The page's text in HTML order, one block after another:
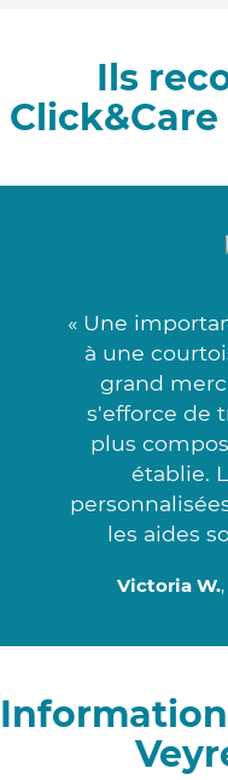
Ils
« Une
à une
grand
s'efforce de
plus
établie.
les aides
Victoria W.